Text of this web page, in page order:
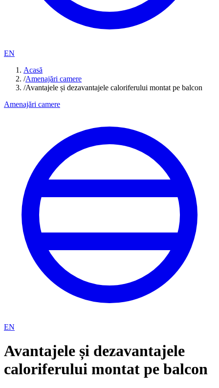
EN
Acasă
/Amenajări camere
/Avantajele și dezavantajele caloriferului montat pe balcon
Amenajări camere
EN
Avantajele și dezavantajele
caloriferului montat pe balcon